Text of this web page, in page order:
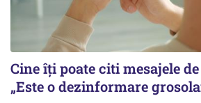
Cine îți poate citi mesajele
„Este o dezinformare